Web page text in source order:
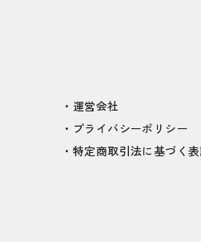
運営会社
プライバシーポリシー
特定商取引法に基づく